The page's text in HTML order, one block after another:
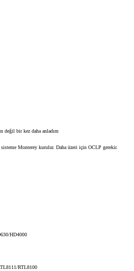
değil bir kez daha anladım
Monterey kurulur. Daha üzeri için OCLP gerekir.
HD4000
RTL8100